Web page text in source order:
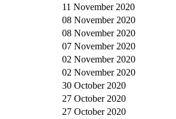
11 November 2020
08 November 2020
08 November 2020
07 November 2020
02 November 2020
02 November 2020
30 October 2020
27 October 2020
27 October 2020